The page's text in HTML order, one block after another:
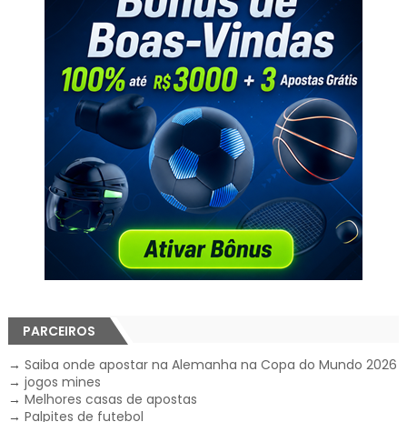
PARCEIROS
→ Saiba onde apostar na Alemanha na Copa do Mundo 2026
→ jogos mines
→ Melhores casas de apostas
→ Palpites de futebol